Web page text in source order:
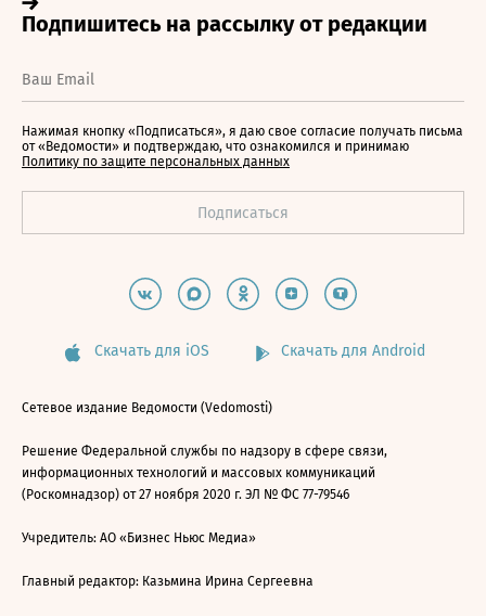
Нажимая кнопку «Подписаться», я даю свое согласие получать письма
от «Ведомости» и подтверждаю, что ознакомился и принимаю
Политику по защите персональных данных
Скачать для iOS Скачать для Android
Сетевое издание Ведомости (Vedomosti)
Решение Федеральной службы по надзору в сфере связи,
информационных технологий и массовых коммуникаций
(Роскомнадзор) от 27 ноября 2020 г. ЭЛ № ФС 77-79546
Учредитель: АО «Бизнес Ньюс Медиа»
Главный редактор: Казьмина Ирина Сергеевна